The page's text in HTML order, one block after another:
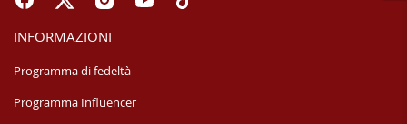
INFORMAZIONI
Programma di fedeltà
Programma Influencer